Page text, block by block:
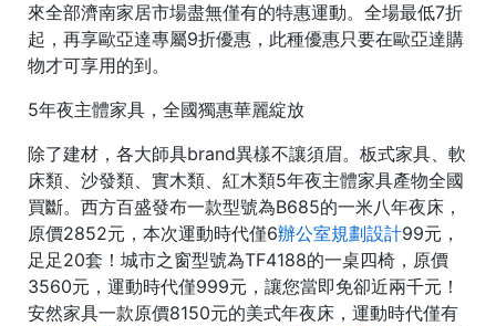
來全部濟南家居市場盡無僅有的特惠運動。全場最低7折
起，再享歐亞達專屬9折優惠，此種優惠只要在歐亞達購
物才可享用的到。
5年夜主體家具，全國獨惠華麗綻放
除了建材，各大師具brand異樣不讓須眉。板式家具、軟
床類、沙發類、實木類、紅木類5年夜主體家具產物全國
買斷。西方百盛發布一款型號為B685的一米八年夜床，
原價2852元，本次運動時代僅6辦公室規劃設計99元，
足足20套！城市之窗型號為TF4188的一桌四椅，原價
3560元，運動時代僅999元，讓您當即免卻近兩千元！
安然家具一款原價8150元的美式年夜床，運動時代僅有